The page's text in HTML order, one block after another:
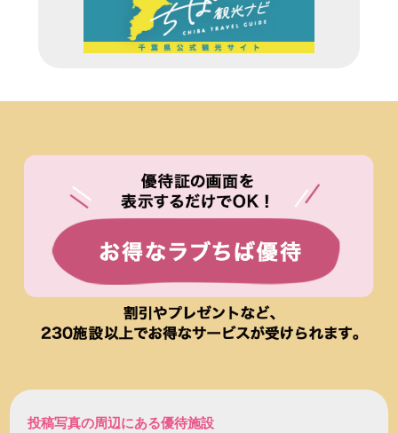
投稿写真の周辺にある優待施設